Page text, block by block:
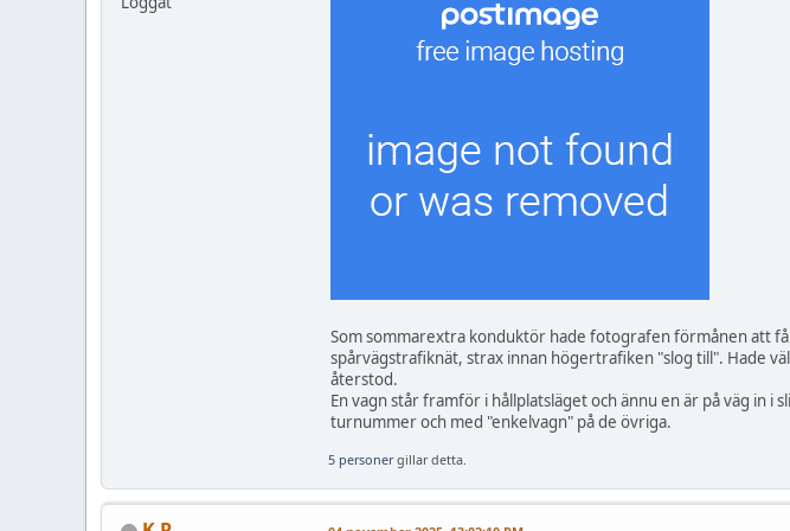
Som sommarextra konduktör hade fotografen förmånen att
spårvägstrafiknät, strax innan högertrafiken "slog till". Hade
återstod.
En vagn står framför i hållplatsläget och ännu en är på väg in
turnummer och med "enkelvagn" på de övriga.
5 personergillar detta.